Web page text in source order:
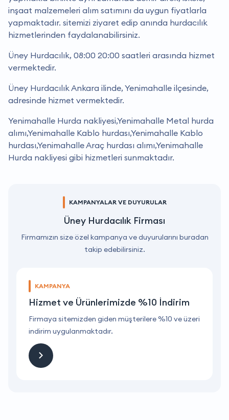
inşaat malzemeleri alım satımını da uygun fiyatlarla
yapmaktadır. sitemizi ziyaret edip anında hurdacılık
hizmetlerinden faydalanabilirsiniz.
Üney Hurdacılık, 08:00 20:00 saatleri arasında hizmet
vermektedir.
Üney Hurdacılık Ankara ilinde, Yenimahalle ilçesinde,
adresinde hizmet vermektedir.
Yenimahalle Hurda nakliyesi,Yenimahalle Metal hurda
alımı,Yenimahalle Kablo hurdası,Yenimahalle Kablo
hurdası,Yenimahalle Araç hurdası alımı,Yenimahalle
Hurda nakliyesi gibi hizmetleri sunmaktadır.
KAMPANYALAR VE DUYURULAR
Üney Hurdacılık Firması
Firmamızın size özel kampanya ve duyurularını buradan
takip edebilirsiniz.
KAMPANYA
Hizmet ve Ürünlerimizde %10 İndirim
Firmaya sitemizden giden müşterilere %10 ve üzeri
indirim uygulanmaktadır.